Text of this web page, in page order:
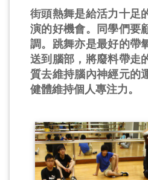
街頭熱舞是給活力十足
演的好機會。同學們要
調。跳舞亦是最好的帶
送到腦部，將廢料帶走
質去維持腦內神經元的
健體維持個人專注力。